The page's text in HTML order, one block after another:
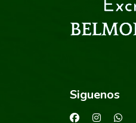
Siguenos